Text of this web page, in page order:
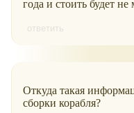
года и стоить будет
ответить
Откуда такая
сборки корабля?